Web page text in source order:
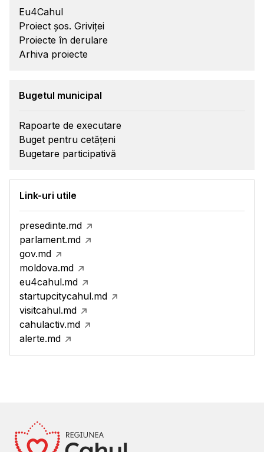
Eu4Cahul
Proiect șos. Griviței
Proiecte în derulare
Arhiva proiecte
Bugetul municipal
Rapoarte de executare
Buget pentru cetățeni
Bugetare participativă
Link-uri utile
presedinte.md
parlament.md
gov.md
moldova.md
eu4cahul.md
startupcitycahul.md
visitcahul.md
cahulactiv.md
alerte.md